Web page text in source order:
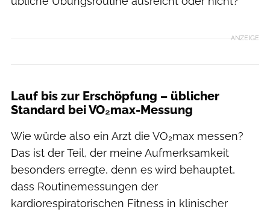
ANZEIGE
Lauf bis zur Erschöpfung – üblicher
Standard bei VO₂max-Messung
Wie würde also ein Arzt die VO₂max messen?
Das ist der Teil, der meine Aufmerksamkeit
besonders erregte, denn es wird behauptet,
dass Routinemessungen der
kardiorespiratorischen Fitness in klinischer